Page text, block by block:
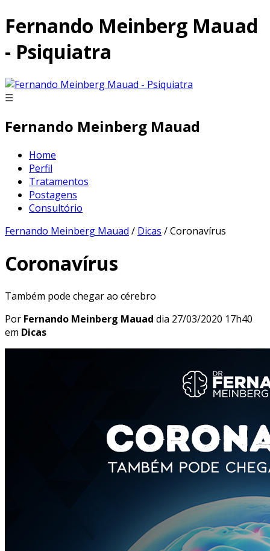
Fernando Meinberg Mauad
- Psiquiatra
☰
Fernando Meinberg Mauad
Home
Perfil
Tratamentos
Postagens
Consultório
Fernando Meinberg Mauad / Dicas / Coronavírus
Coronavírus
Também pode chegar ao cérebro
Por Fernando Meinberg Mauad dia 27/03/2020 17h40
em Dicas